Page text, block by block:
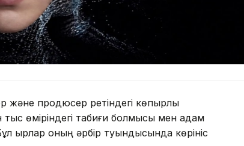
продюсер ретіндегі көпқырлы
өміріндегі табиғи болмысы мен адам
қырлар оның әрбір туындысында көрініс